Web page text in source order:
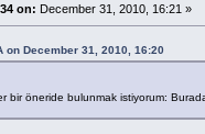
on: December 31, 2010, 16:21 »
on December 31, 2010, 16:20
bir öneride bulunmak istiyorum: